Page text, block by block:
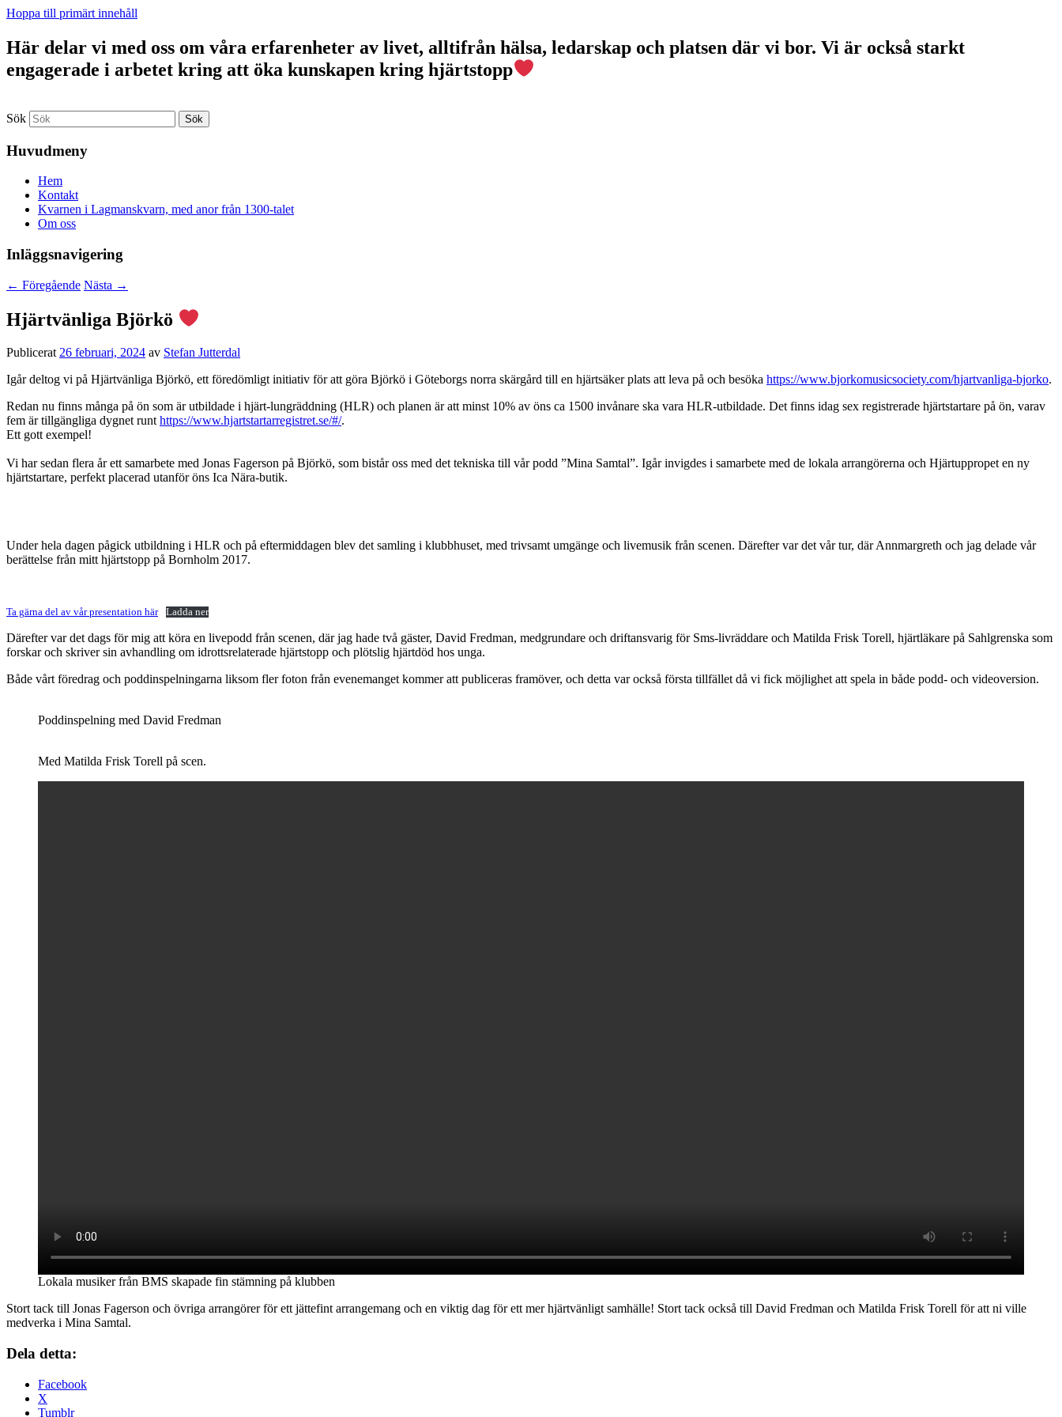
Hoppa till primärt innehåll
Här delar vi med oss om våra erfarenheter av livet, alltifrån hälsa, ledarskap och platsen där vi bor. Vi är också starkt
engagerade i arbetet kring att öka kunskapen kring hjärtstopp
Sök
Huvudmeny
Hem
Kontakt
Kvarnen i Lagmanskvarn, med anor från 1300-talet
Om oss
Inläggsnavigering
← Föregående Nästa →
Hjärtvänliga Björkö
Publicerat 26 februari, 2024 av Stefan Jutterdal
Igår deltog vi på Hjärtvänliga Björkö, ett föredömligt initiativ för att göra Björkö i Göteborgs norra skärgård till en hjärtsäker plats att leva på och besöka https://www.bjorkomusicsociety.com/hjartvanliga-bjorko.
Redan nu finns många på ön som är utbildade i hjärt-lungräddning (HLR) och planen är att minst 10% av öns ca 1500 invånare ska vara HLR-utbildade. Det finns idag sex registrerade hjärtstartare på ön, varav
fem är tillgängliga dygnet runt https://www.hjartstartarregistret.se/#/.
Ett gott exempel!
Vi har sedan flera år ett samarbete med Jonas Fagerson på Björkö, som bistår oss med det tekniska till vår podd ”Mina Samtal”. Igår invigdes i samarbete med de lokala arrangörerna och Hjärtuppropet en ny
hjärtstartare, perfekt placerad utanför öns Ica Nära-butik.
Under hela dagen pågick utbildning i HLR och på eftermiddagen blev det samling i klubbhuset, med trivsamt umgänge och livemusik från scenen. Därefter var det vår tur, där Annmargreth och jag delade vår
berättelse från mitt hjärtstopp på Bornholm 2017.
Ta gärna del av vår presentation här Ladda ner
Därefter var det dags för mig att köra en livepodd från scenen, där jag hade två gäster, David Fredman, medgrundare och driftansvarig för Sms-livräddare och Matilda Frisk Torell, hjärtläkare på Sahlgrenska som
forskar och skriver sin avhandling om idrottsrelaterade hjärtstopp och plötslig hjärtdöd hos unga.
Både vårt föredrag och poddinspelningarna liksom fler foton från evenemanget kommer att publiceras framöver, och detta var också första tillfället då vi fick möjlighet att spela in både podd- och videoversion.
Poddinspelning med David Fredman
Med Matilda Frisk Torell på scen.
Lokala musiker från BMS skapade fin stämning på klubben
Stort tack till Jonas Fagerson och övriga arrangörer för ett jättefint arrangemang och en viktig dag för ett mer hjärtvänligt samhälle! Stort tack också till David Fredman och Matilda Frisk Torell för att ni ville
medverka i Mina Samtal.
Dela detta:
Facebook
X
Tumblr